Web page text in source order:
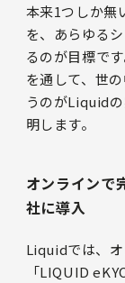
本来1つしか無
を、あらゆる
るのが目標で
を通して、世
うのがLiquid
明します。
オンラインで
社に導入
Liquidでは、
「LIQUID